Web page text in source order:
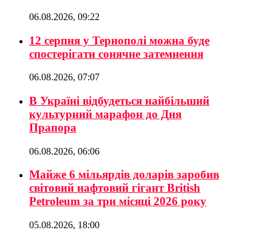
06.08.2026, 09:22
12 серпня у Тернополі можна буде
спостерігати сонячне затемнення
06.08.2026, 07:07
В Україні відбудеться найбільший
культурний марафон до Дня
Прапора
06.08.2026, 06:06
Майже 6 мільярдів доларів заробив
світовий нафтовий гігант British
Petroleum за три місяці 2026 року
05.08.2026, 18:00